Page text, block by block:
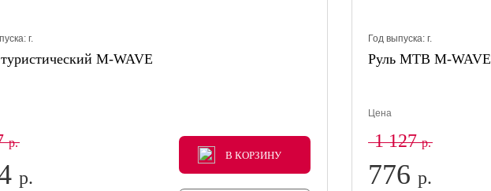
г.
M-WAVE
р.
р.
В КОРЗИНУ
В КОРЗИНУ
В КОРЗИНУ
Год выпуска: г.
Руль МТВ M-WAVE
Цена
1 127р.
776 р.